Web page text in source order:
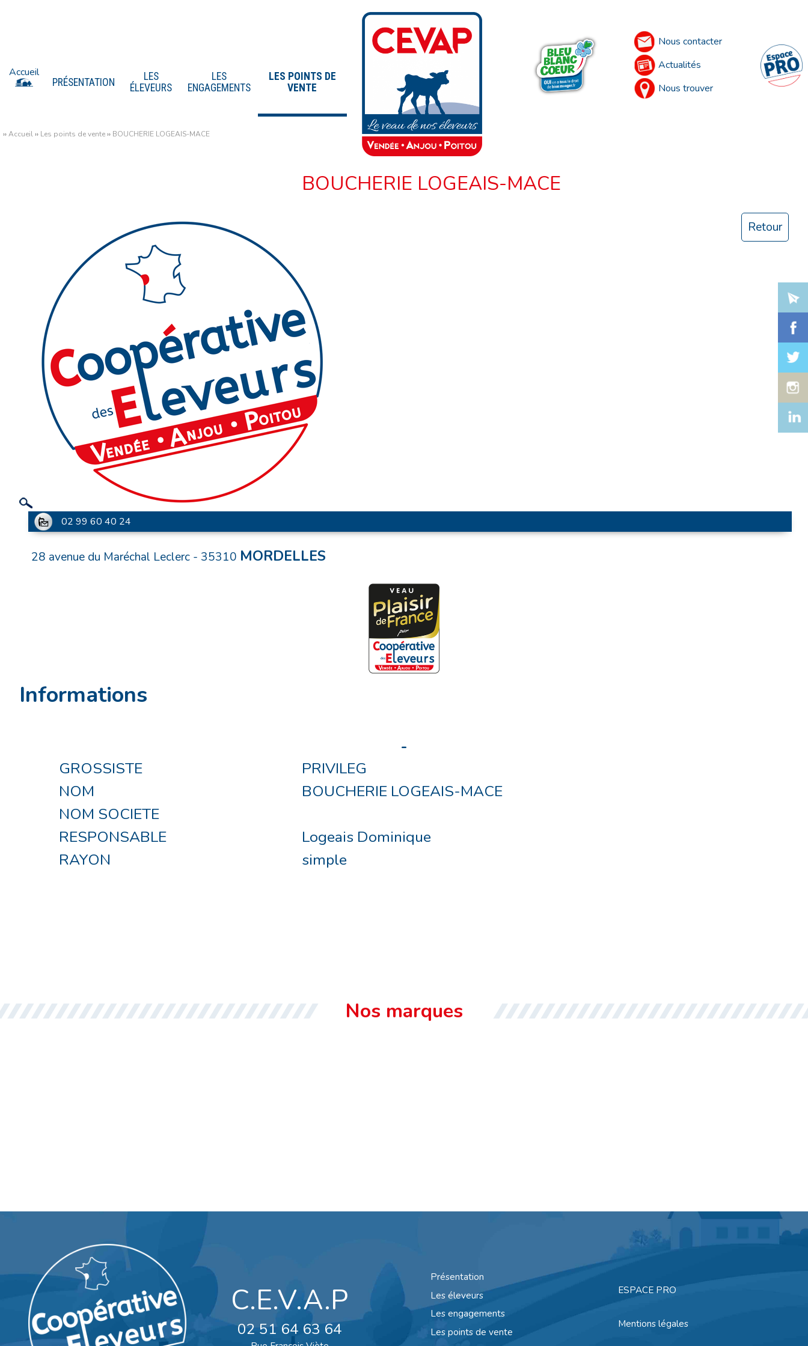
Accueil
PRÉSENTATION
LES
ÉLEVEURS
LES
ENGAGEMENTS
LES POINTS DE
VENTE
››Accueil›› Les points de vente›› BOUCHERIE LOGEAIS-MACE
Nous contacter
Actualités
Nous trouver
BOUCHERIE LOGEAIS-MACE
Retour
02 99 60 40 24
28 avenue du Maréchal Leclerc - 35310 MORDELLES
Informations
-
GROSSISTE
PRIVILEG
NOM
BOUCHERIE LOGEAIS-MACE
NOM SOCIETE
RESPONSABLE
Logeais Dominique
RAYON
simple
Nos marques
C.E.V.A.P
02 51 64 63 64
Présentation
Les éleveurs
Les engagements
Les points de vente
ESPACE PRO
Mentions légales